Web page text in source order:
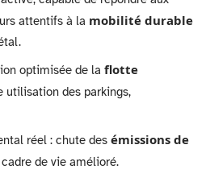
attentifs à la mobilité durable
optimisée de la flotte
utilisation des parkings,
réel : chute des émissions de
de vie amélioré.